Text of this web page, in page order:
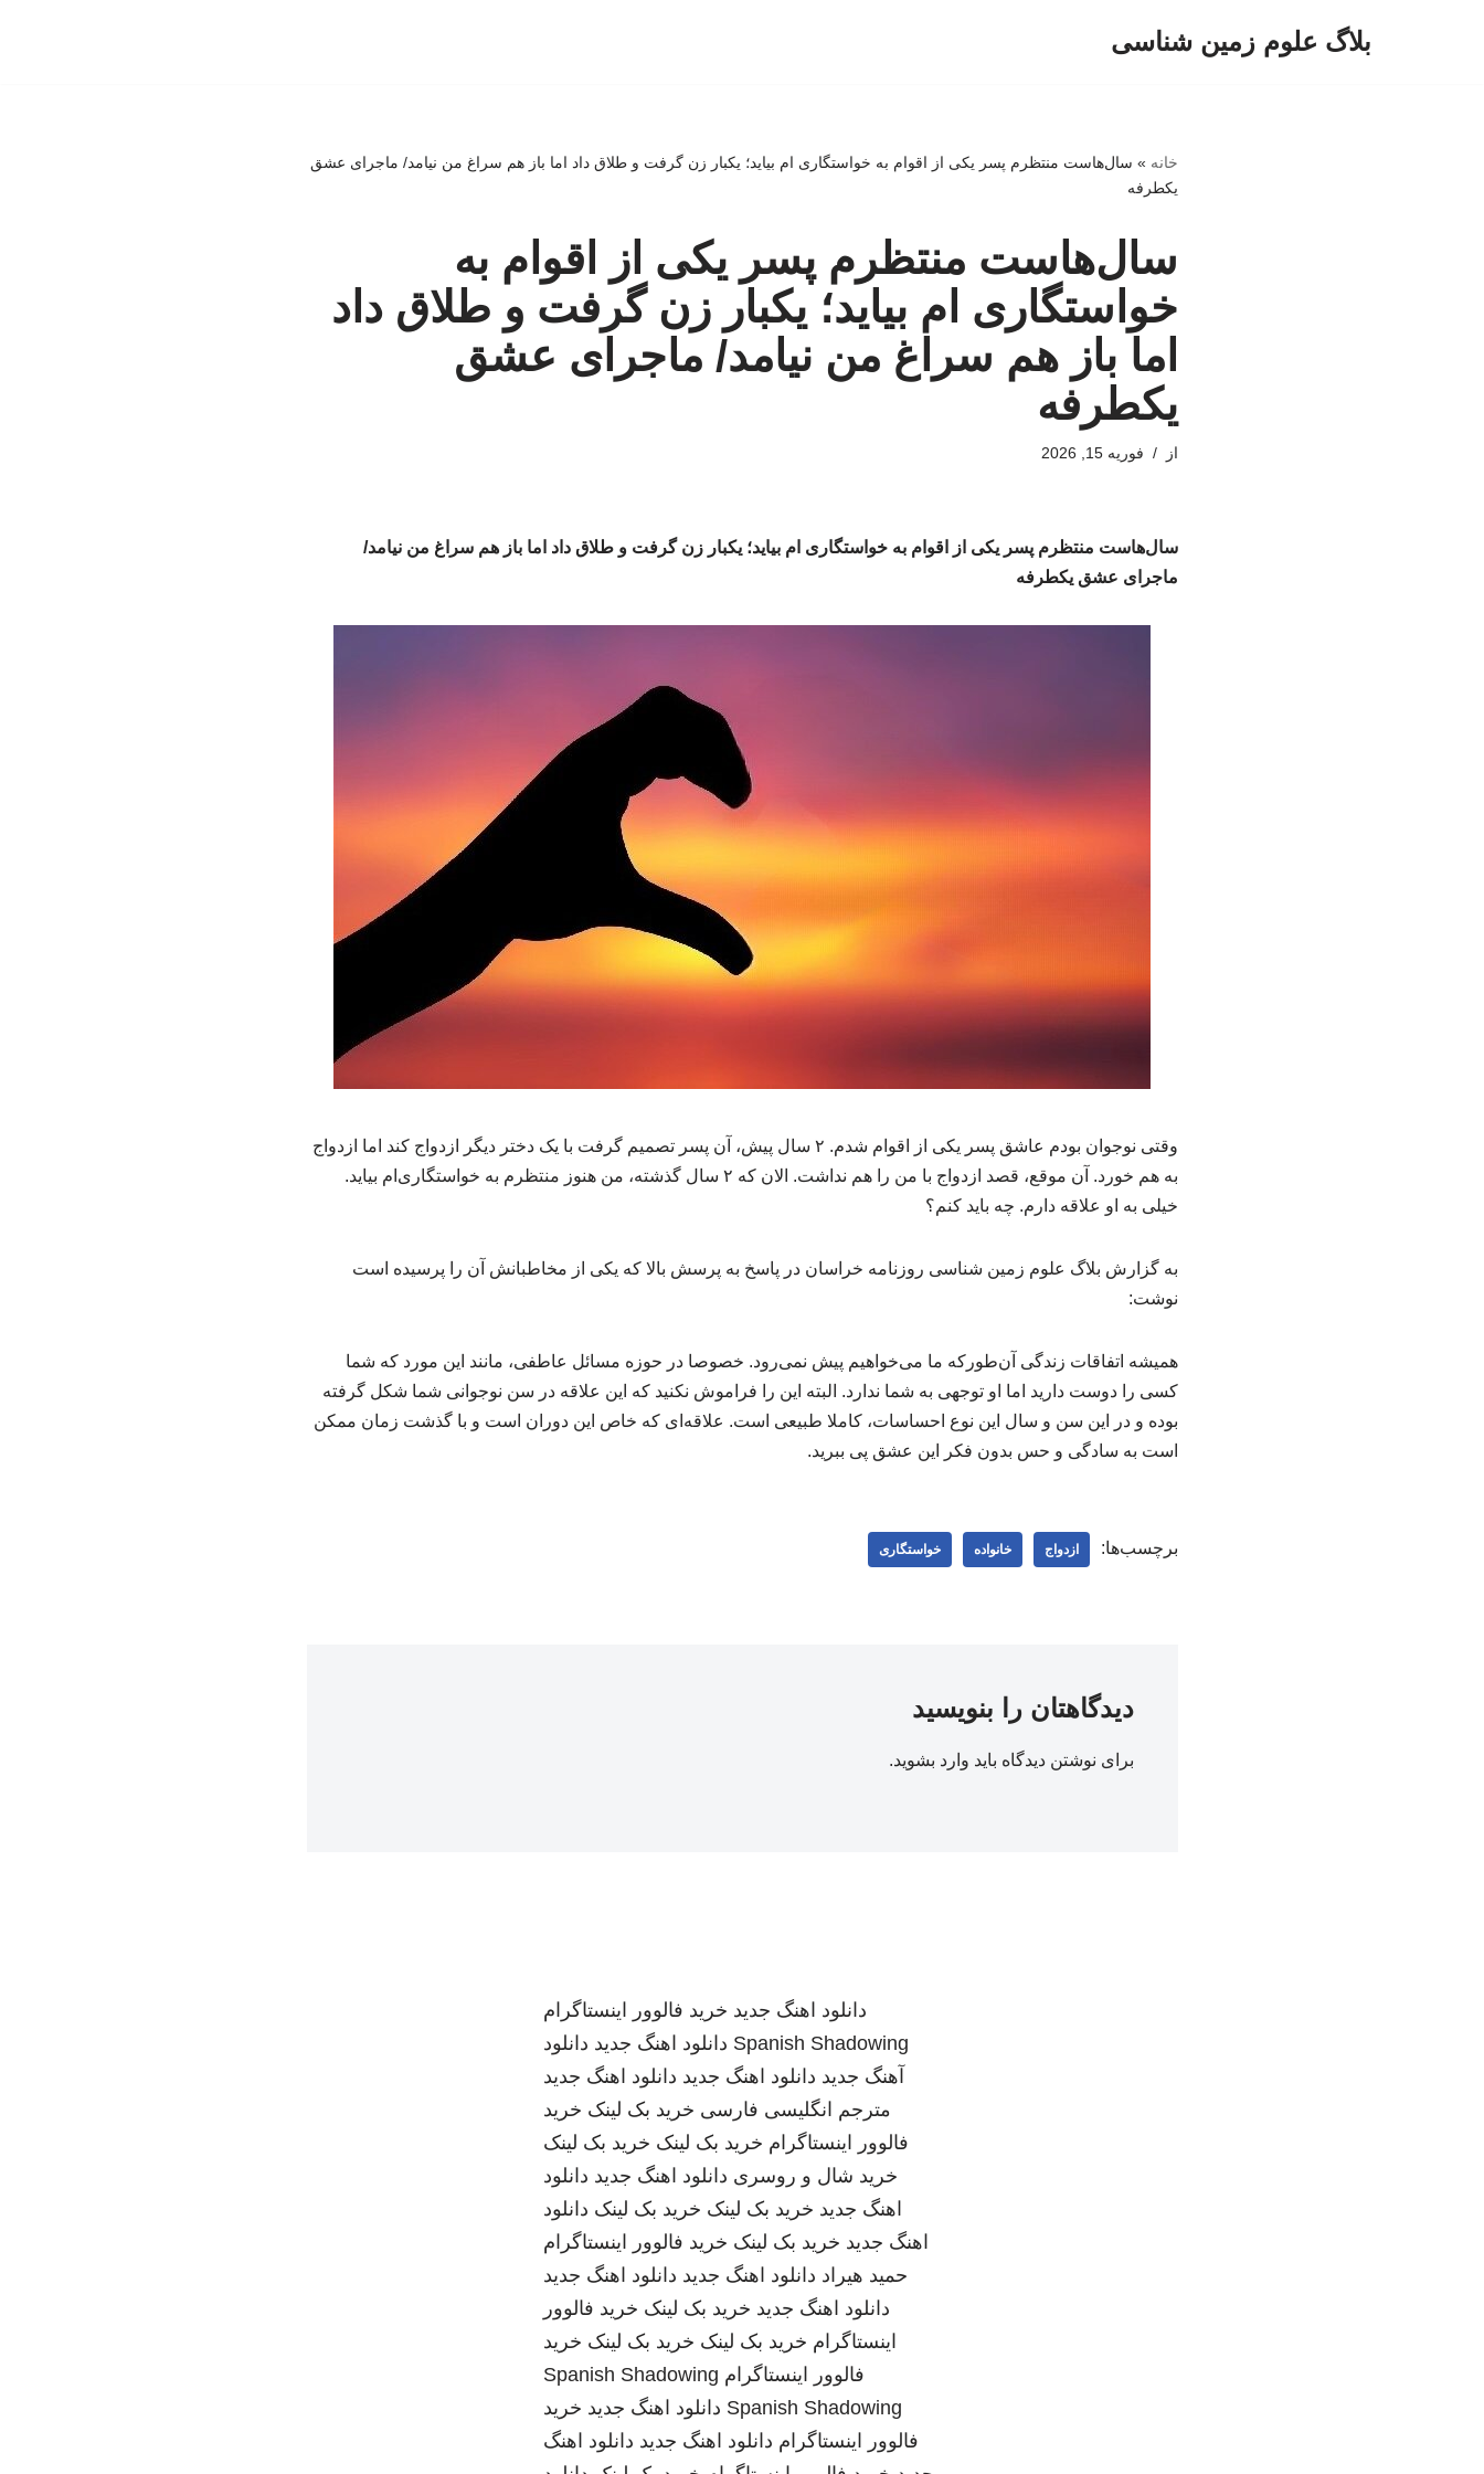
بلاگ علوم زمین شناسی
خانه » سال‌هاست منتظرم پسر یکی از اقوام به خواستگاری ام بیاید؛ یکبار زن گرفت و طلاق داد اما باز هم سراغ من نیامد/ ماجرای عشق
یکطرفه
سال‌هاست منتظرم پسر یکی از اقوام به
خواستگاری ام بیاید؛ یکبار زن گرفت و طلاق داد
اما باز هم سراغ من نیامد/ ماجرای عشق
یکطرفه
از فوریه 15, 2026
سال‌هاست منتظرم پسر یکی از اقوام به خواستگاری ام بیاید؛ یکبار زن گرفت و طلاق داد اما باز هم سراغ من نیامد/
ماجرای عشق یکطرفه
وقتی نوجوان بودم عاشق پسر یکی از اقوام‌ شدم. ۲ سال پیش، آن پسر تصمیم گرفت با یک دختر دیگر ازدواج کند اما ازدواج
به هم خورد. آن موقع، قصد ازدواج با من را هم نداشت. الان که ۲ سال گذشته، من هنوز منتظرم به خواستگاری‌ام بیاید.
خیلی به او علاقه دارم. چه باید کنم؟
به گزارش بلاگ علوم زمین شناسی روزنامه خراسان در پاسخ به پرسش بالا که یکی از مخاطبانش آن را پرسیده است
نوشت:
همیشه اتفاقات زندگی آن‌طورکه ما می‌خواهیم پیش نمی‌رود. خصوصا در حوزه مسائل عاطفی، مانند این‌ مورد که شما
کسی را دوست دارید اما او توجهی به شما ندارد. البته این را فراموش نکنید که این علاقه در سن نوجوانی شما شکل گرفته
بوده و در این سن و سال این نوع احساسات، کاملا طبیعی است. علاقه‌ای که خاص این دوران است و با گذشت زمان ممکن
است به سادگی و حس بدون فکر این عشق پی ببرید.
برچسب‌ها: ازدواج خانواده خواستگاری
دیدگاهتان را بنویسید
برای نوشتن دیدگاه باید وارد بشوید.
دانلود اهنگ جدید خرید فالوور اینستاگرام
Spanish Shadowing دانلود اهنگ جدید دانلود
آهنگ جدید دانلود اهنگ جدید دانلود اهنگ جدید
مترجم انگلیسی فارسی خرید بک لینک خرید
فالوور اینستاگرام خرید بک لینک خرید بک لینک
خرید شال و روسری دانلود اهنگ جدید دانلود
اهنگ جدید خرید بک لینک خرید بک لینک دانلود
اهنگ جدید خرید بک لینک خرید فالوور اینستاگرام
حمید هیراد دانلود اهنگ جدید دانلود اهنگ جدید
دانلود اهنگ جدید خرید بک لینک خرید فالوور
اینستاگرام خرید بک لینک خرید بک لینک خرید
فالوور اینستاگرام Spanish Shadowing
Spanish Shadowing دانلود اهنگ جدید خرید
فالوور اینستاگرام دانلود اهنگ جدید دانلود اهنگ